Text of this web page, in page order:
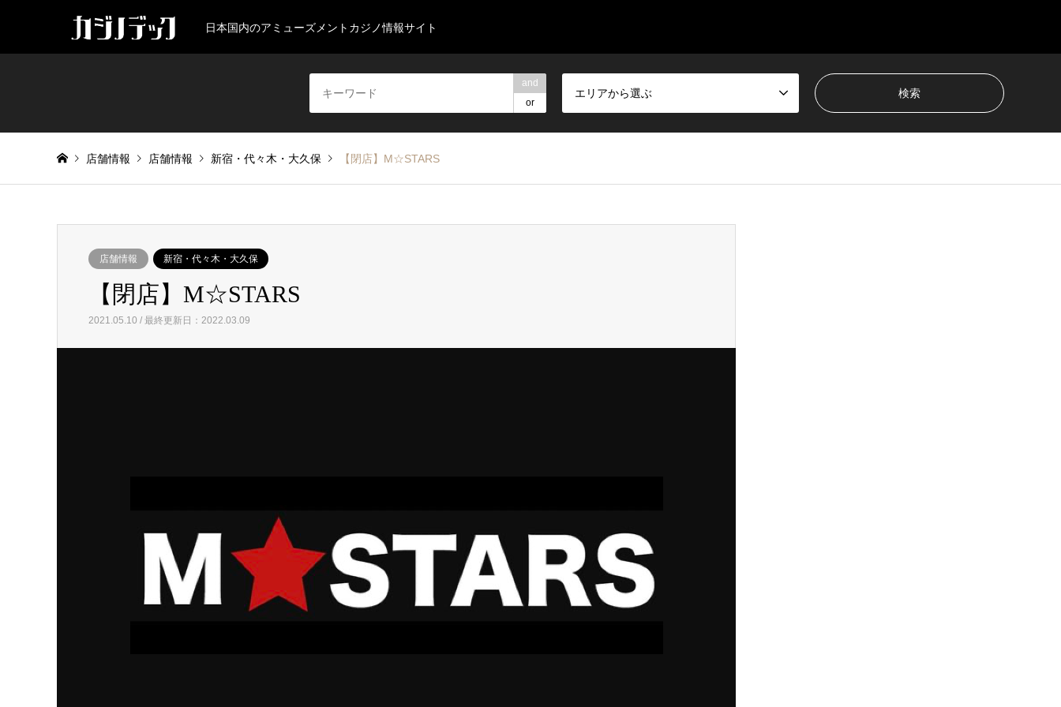
日本国内のアミューズメントカジノ情報サイト
and
or
エリアから選ぶ
店舗情報 店舗情報 新宿・代々木・大久保 【閉店】M☆STARS
店舗情報 新宿・代々木・大久保
【閉店】M☆STARS
2021.05.10 / 最終更新日：2022.03.09